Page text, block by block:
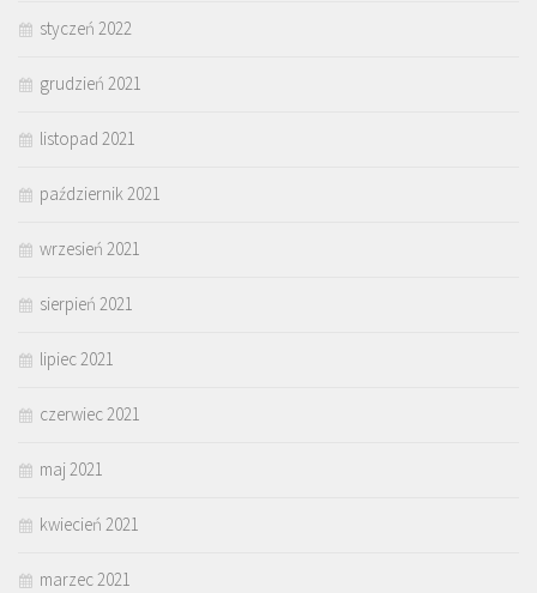
styczeń 2022
grudzień 2021
listopad 2021
październik 2021
wrzesień 2021
sierpień 2021
lipiec 2021
czerwiec 2021
maj 2021
kwiecień 2021
marzec 2021